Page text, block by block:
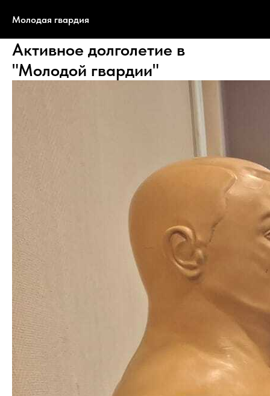
Молодая гвардия
Активное долголетие в
"Молодой гвардии"